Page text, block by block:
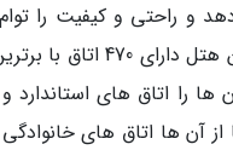
و راحتی و کیفیت را
ارمغان می آورد. این هتل دارای